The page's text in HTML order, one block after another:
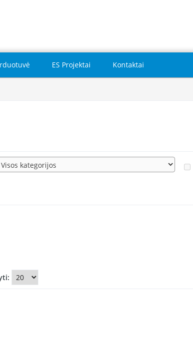
ES Projektai Kontaktai